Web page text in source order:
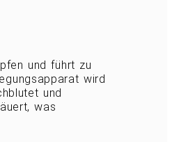
und führt zu
wird
und
was